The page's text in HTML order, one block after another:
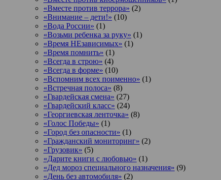
«Вместе против террора» (2)
«Внимание – дети!» (10)
«Вода России» (1)
«Возьми ребенка за руку» (1)
«Время НЕзависимых» (1)
«Время помнить» (1)
«Всегда в строю» (4)
«Всегда в форме» (10)
«Вспомним всех поименно» (1)
«Встречная полоса» (8)
«Гвардейская смена» (27)
«Гвардейский класс» (24)
«Георгиевская ленточка» (8)
«Голос Победы» (1)
«Город без опасности» (1)
«Гражданский мониторинг» (2)
«Грузовик» (5)
«Дарите книги с любовью» (1)
«Дед мороз специального назначения» (9)
«День без автомобиля» (2)